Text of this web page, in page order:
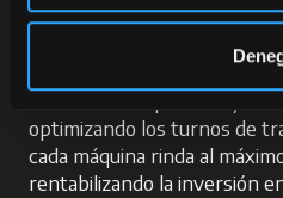
tractores,McCormick
herramienta que convierte
auténtico director de
monitorizar la posición y el
optimizando los turnos de
cada máquina rinda al
rentabilizando la inversión